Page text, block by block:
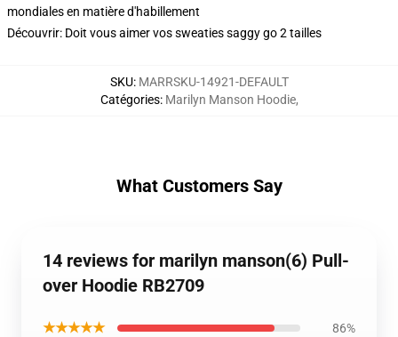
mondiales en matière d'habillement
Découvrir: Doit vous aimer vos sweaties saggy go 2 tailles
SKU: MARRSKU-14921-DEFAULT
Catégories: Marilyn Manson Hoodie,
What Customers Say
14 reviews for marilyn manson(6) Pull-
over Hoodie RB2709
★★★★★ 86%